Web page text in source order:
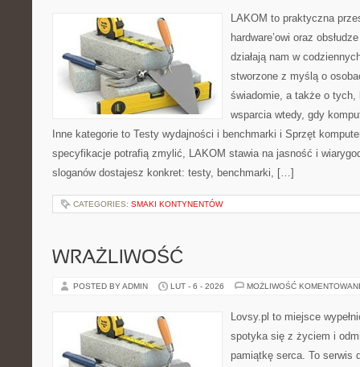
LAKOM to praktyczna
hardware’owi oraz
działają nam w
stworzone z myślą o
świadomie, a także o tych,
wsparcia wtedy, gdy
Inne kategorie to Testy wydajności i benchmarki i Sprzęt
specyfikacje potrafią zmylić, LAKOM stawia na jasność i
sloganów dostajesz konkret: testy, benchmarki, […]
CATEGORIES: SMAKI KONTYNENTÓW
WRAŻLIWOŚĆ
POSTED BY ADMIN LUT - 6 - 2026 MOŻLIWOŚĆ
Lovsy.pl to miejsce
spotyka się z życiem i
pamiątkę serca. To serwis